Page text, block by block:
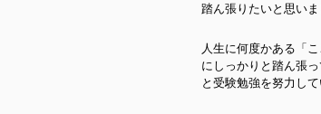
踏ん張りたいと思いま
人生に何度かある「
にしっかりと踏ん張
と受験勉強を努力し